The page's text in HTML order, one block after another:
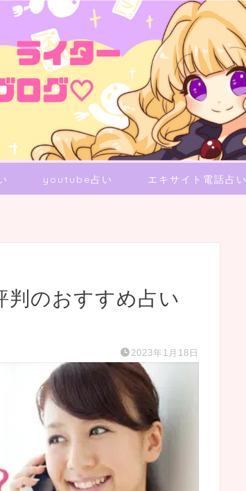
youtube占い エキサイト電話占い
判のおすすめ占い
2023年1月18日